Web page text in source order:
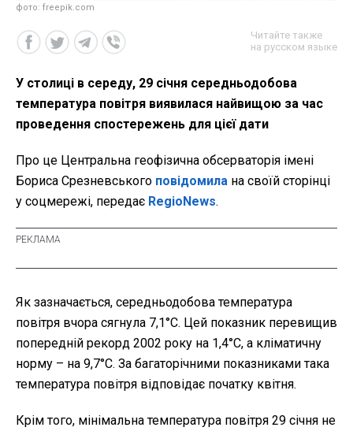
фото: freepik.com
Читайте также
на русском языке
У столиці в середу, 29 січня середньодобова
температура повітря виявилася найвищою за час
проведення спостережень для цієї дати
Про це Центральна геофізична обсерваторія імені
Бориса Срезневського повідомила на своїй сторінці
у соцмережі, передає RegioNews.
Як зазначається, середньодобова температура
повітря вчора сягнула 7,1°С. Цей показник перевищив
попередній рекорд 2002 року на 1,4°С, а кліматичну
норму – на 9,7°С. За багаторічними показниками така
температура повітря відповідає початку квітня.
Крім того, мінімальна температура повітря 29 січня не